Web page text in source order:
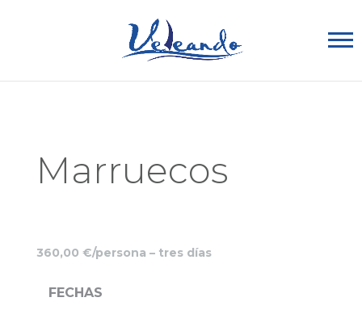
Marruecos
360,00 €/persona – tres días
FECHAS